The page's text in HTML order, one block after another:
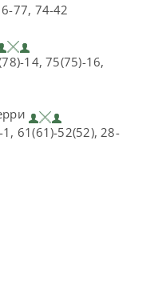
77, 74-42
14, 75(75)-16,
61(61)-52(52), 28-